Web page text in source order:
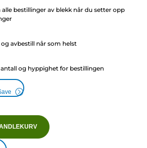
alle bestillinger av blekk når du setter opp
avbestill når som helst
og hyppighet for bestillingen